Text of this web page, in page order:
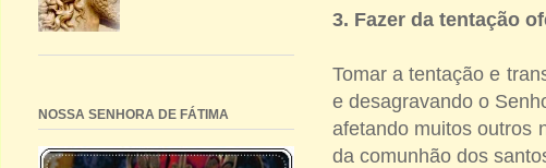
3. Fazer da tentação
Tomar a tentação e
e desagravando o
afetando muitos outros
da comunhão dos
NOSSA SENHORA DE FÁTIMA